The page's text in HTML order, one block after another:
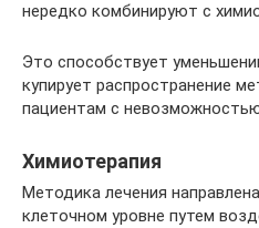
нередко комбинируют с
Это способствует
купирует распространение
пациентам с
Химиотерапия
Методика лечения
клеточном уровне путем